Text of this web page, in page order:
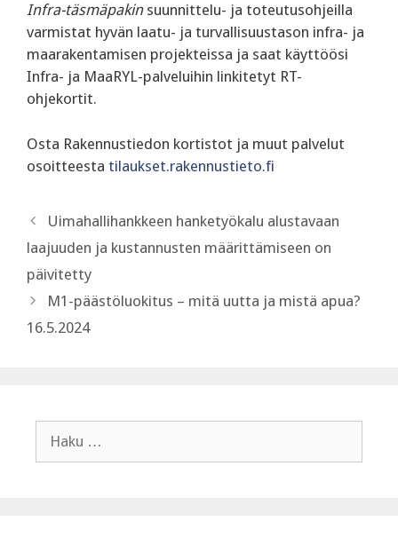
Infra-täsmäpakinsuunnittelu- ja toteutusohjeilla
varmistat hyvän laatu- ja turvallisuustason infra- ja
maarakentamisen projekteissa ja saat käyttöösi
Infra- ja MaaRYL-palveluihin linkitetyt RT-
ohjekortit.
Osta Rakennustiedon kortistot ja muut palvelut
osoitteesta tilaukset.rakennustieto.fi
Uimahallihankkeen hanketyökalu alustavaan
laajuuden ja kustannusten määrittämiseen on
päivitetty
M1-päästöluokitus – mitä uutta ja mistä apua?
16.5.2024